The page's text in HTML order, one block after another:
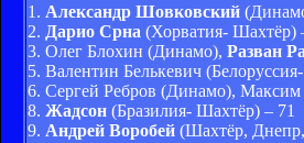
1. Александр Шовковский
2. Дарио Срна (Хорватия- Шахтёр)
3. Олег Блохин (Динамо), Разван
5. Валентин Белькевич
6. Сергей Ребров (Динамо),
8. Жадсон (Бразилия- Шахтёр) – 71
9. Андрей Воробей (Шахтёр,